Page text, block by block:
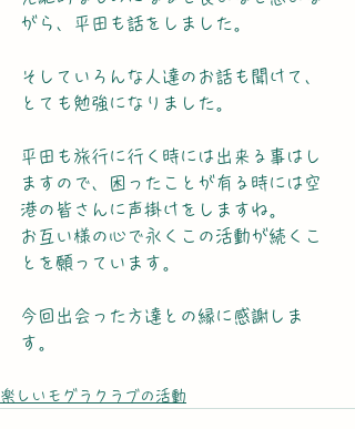
がら、平田も話をしました。
そしていろんな人達のお話も聞けて、
とても勉強になりました。
平田も旅行に行く時には出来る事はし
ますので、困ったことが有る時には空
港の皆さんに声掛けをしますね。
お互い様の心で永くこの活動が続くこ
とを願っています。
今回出会った方達との縁に感謝しま
す。
楽しいモグラクラブの活動